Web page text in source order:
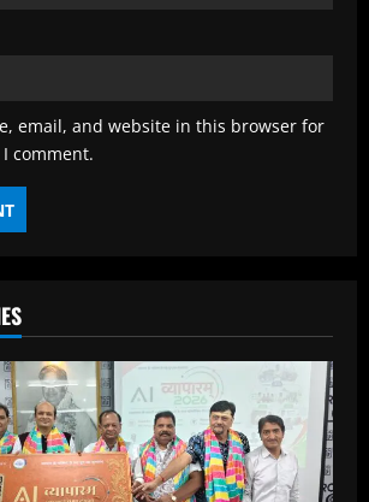
email, and website in this browser for
comment.